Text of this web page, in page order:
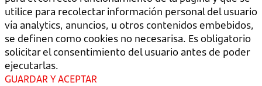
utilice para recolectar información personal del usuario
vía analytics, anuncios, u otros contenidos embebidos,
se definen como cookies no necesarisa. Es obligatorio
solicitar el consentimiento del usuario antes de poder
ejecutarlas.
GUARDAR Y ACEPTAR